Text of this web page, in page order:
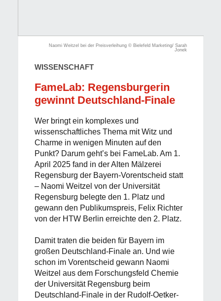
Naomi Weitzel bei der Preisverleihung © Bielefeld Marketing/ Sarah
Jonek
WISSENSCHAFT
FameLab: Regensburgerin
gewinnt Deutschland-Finale
Wer bringt ein komplexes und
wissenschaftliches Thema mit Witz und
Charme in wenigen Minuten auf den
Punkt? Darum geht’s bei FameLab. Am 1.
April 2025 fand in der Alten Mälzerei
Regensburg der Bayern-Vorentscheid statt
– Naomi Weitzel von der Universität
Regensburg belegte den 1. Platz und
gewann den Publikumspreis, Felix Richter
von der HTW Berlin erreichte den 2. Platz.
Damit traten die beiden für Bayern im
großen Deutschland-Finale an. Und wie
schon im Vorentscheid gewann Naomi
Weitzel aus dem Forschungsfeld Chemie
der Universität Regensburg beim
Deutschland-Finale in der Rudolf-Oetker-